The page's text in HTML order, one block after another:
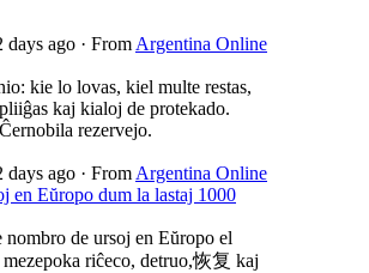
days ago · From Argentina Online
kie lo lovas, kiel multe restas,
kaj kialoj de protekado.
rezervejo.
days ago · From Argentina Online
en Eŭropo dum la lastaj 1000
de ursoj en Eŭropo el
riĉeco, detruo,恢复 kaj